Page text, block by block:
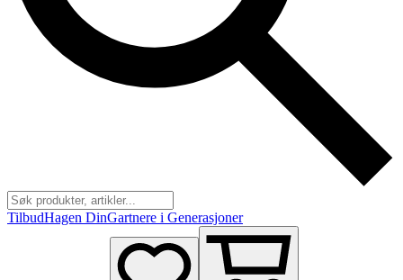
TilbudHagen DinGartnere i Generasjoner